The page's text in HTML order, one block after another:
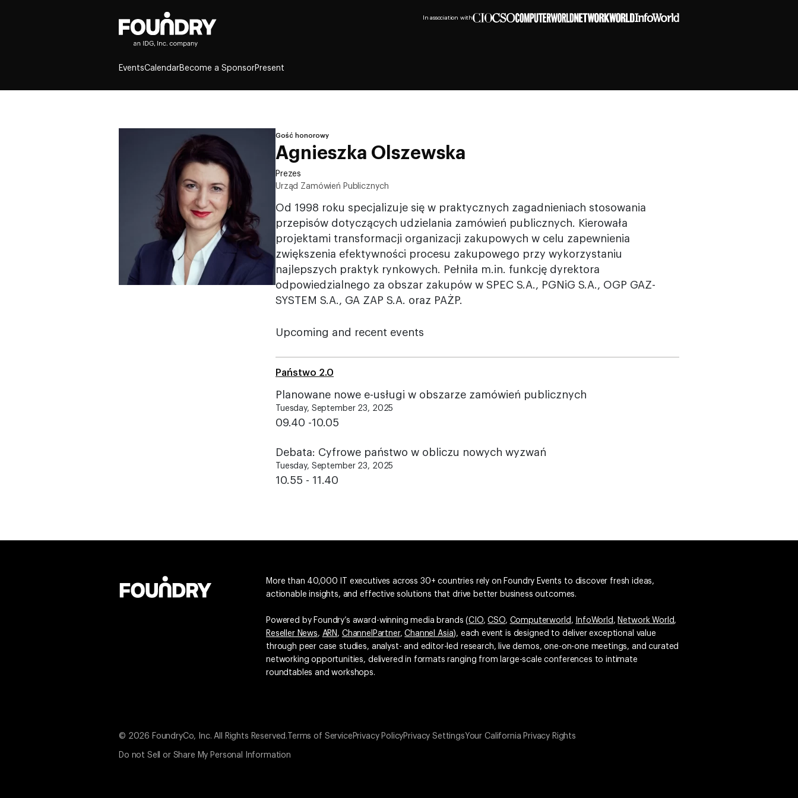
In association with
EventsCalendarBecome a SponsorPresent
Gość honorowy
Agnieszka Olszewska
Prezes
Urząd Zamówień Publicznych
Od 1998 roku specjalizuje się w praktycznych zagadnieniach stosowania
przepisów dotyczących udzielania zamówień publicznych. Kierowała
projektami transformacji organizacji zakupowych w celu zapewnienia
zwiększenia efektywności procesu zakupowego przy wykorzystaniu
najlepszych praktyk rynkowych. Pełniła m.in. funkcję dyrektora
odpowiedzialnego za obszar zakupów w SPEC S.A., PGNiG S.A., OGP GAZ-
SYSTEM S.A., GA ZAP S.A. oraz PAŻP.
Upcoming and recent events
Państwo 2.0
Planowane nowe e-usługi w obszarze zamówień publicznych
Tuesday, September 23, 2025
09.40 -10.05
Debata: Cyfrowe państwo w obliczu nowych wyzwań
Tuesday, September 23, 2025
10.55 - 11.40
More than 40,000 IT executives across 30+ countries rely on Foundry Events to discover fresh ideas,
actionable insights, and effective solutions that drive better business outcomes.
Powered by Foundry’s award-winning media brands (CIO,CSO, Computerworld , InfoWorld , Network World,
Reseller News, ARN , ChannelPartner,Channel Asia), each event is designed to deliver exceptional value
through peer case studies, analyst- and editor-led research, live demos, one-on-one meetings, and curated
networking opportunities, delivered in formats ranging from large-scale conferences to intimate
roundtables and workshops.
© 2026 FoundryCo, Inc. All Rights Reserved. Terms of Service Privacy PolicyPrivacy SettingsYour California Privacy Rights
Do not Sell or Share My Personal Information